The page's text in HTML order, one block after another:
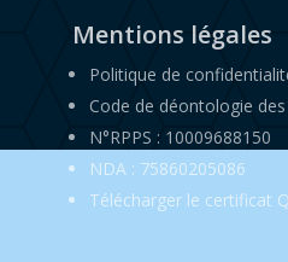
Mentions légales
Politique de
Code de déontologie
N°RPPS : 10009688150
NDA : 75860205086
Télécharger le certificat